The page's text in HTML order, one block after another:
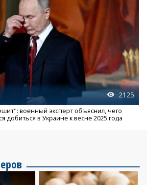
2125
военный эксперт объяснил, чего
добиться в Украине к весне 2025 года